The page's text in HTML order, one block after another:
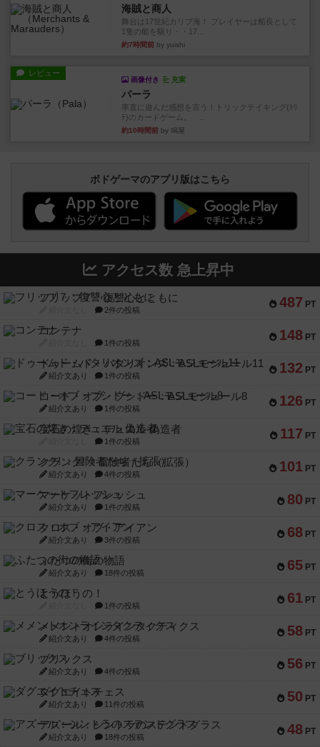
海賊と商人
舞台は17世紀カリブ海！ プレイヤーは船長として
1隻の船を駆り・・17...
約7時間前 by yuishi
レビュー
画像付き 充実
パーラ
率直に遊んだ感想を言う！トリックテイキング(ﾄﾘ
ﾃ)のカードゲーム。 ...
約10時間前 by 鳴屋
ボドゲーマのアプリ版はこちら
アクセス数 急上昇中
487 PT
フリップ７：復讐心とともに
2件の投稿
148 PT
コンテナ
1件の投稿
132 PT
ドゥームド・バタリオンズ：ASLモジュール11
紹介文あり 1件の投稿
126 PT
コード・オブ・ブシドー：ASLモジュール8
紹介文あり 1件の投稿
117 PT
宝石の煌き：デュエル 偽造者
1件の投稿
101 PT
クランク! ：冒険者たち（拡張）
紹介文あり 4件の投稿
80 PT
マーケットフレッシュ
紹介文あり 1件の投稿
68 PT
クロス・オブ・アイアン
紹介文あり 3件の投稿
65 PT
ふたつの街の物語
紹介文あり 18件の投稿
61 PT
とうほうの！
1件の投稿
58 PT
メメントオンラインタクティクス
紹介文あり 4件の投稿
56 PT
ブリックス
紹介文あり 4件の投稿
50 PT
ダグエイトチェス
紹介文あり 11件の投稿
48 PT
アズール：シントラのステンドグラス
紹介文あり 18件の投稿